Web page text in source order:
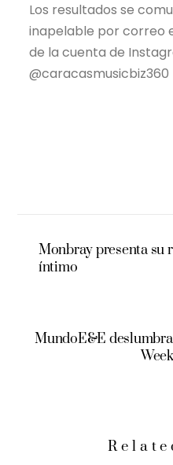
Los resultados se
inapelable por correo
de la cuenta de
@caracasmusicbiz360
Monbray presenta su
íntimo
MundoE&E